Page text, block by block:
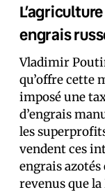
engrais
Vladimir
qu’offre cette
imposé une
d’engrais
les
vendent ces
engrais azotés
revenus que